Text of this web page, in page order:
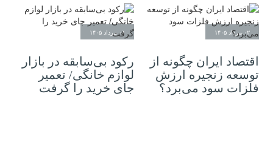
۰۲ مرداد ۱۴۰۵
اقتصاد ایران چگونه از
توسعه زنجیره ارزش
فلزات سود می‌برد؟
۰۱ مرداد ۱۴۰۵
رکود بی‌سابقه در بازار
لوازم خانگی/ تعمیر
جای خرید را گرفت